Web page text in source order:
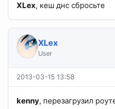
XLex, кеш днс сбросьте
XLex
User
2013-03-15 13:58
kenny, перезагрузил